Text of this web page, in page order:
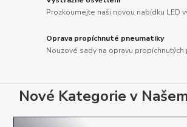
Prozkoumejte naši novou nabídku LED
Oprava propíchnuté pneumatiky
Nouzové sady na opravu propíchnutých
Nové Kategorie v